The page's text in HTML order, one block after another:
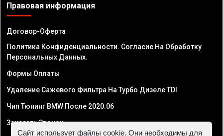
Правовая информация
Договор-Оферта
Политика Конфиденциальности. Согласие На Обработку
Персональных Данных.
Формы Оплаты
Удаление Сажевого Фильтра На Турбо Дизеле TDI
Чип Тюнинг BMW После 2020.06
Заказать Звонок
Сайт использует файлы cookie. Они необходимы для